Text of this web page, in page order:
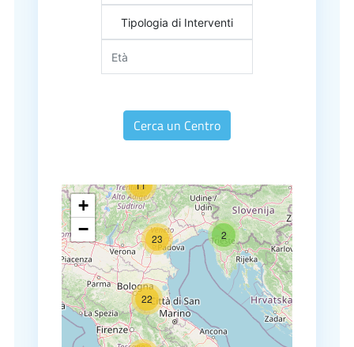
Tipologia di Interventi
Cerca un Centro
2
11
22
23
+
−